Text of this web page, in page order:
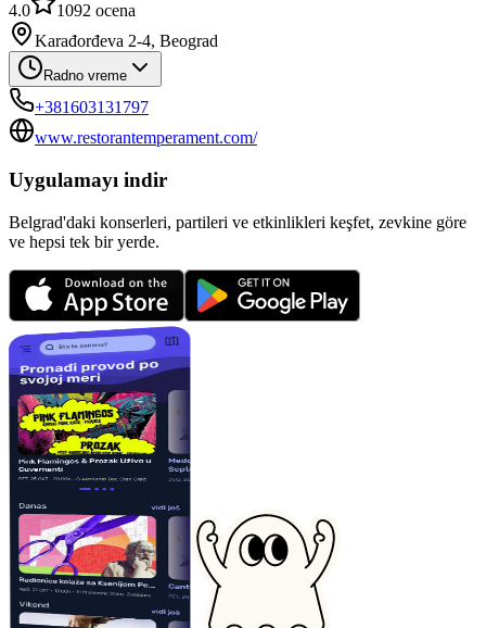
4.0 1092 ocena
Karađorđeva 2-4, Beograd
Radno vreme
+381603131797
www.restorantemperament.com/
Uygulamayı indir
Belgrad'daki konserleri, partileri ve etkinlikleri keşfet, zevkine göre
ve hepsi tek bir yerde.